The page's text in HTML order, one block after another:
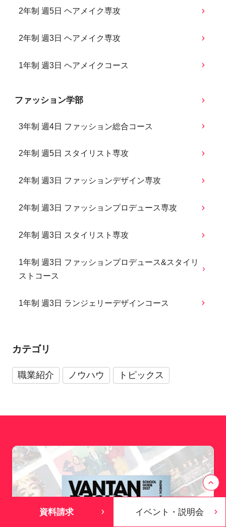
2年制 週5日 ヘアメイク専攻
2年制 週3日 ヘアメイク専攻
1年制 週3日 ヘアメイクコース
ファッション学部
3年制 週4日 ファッション総合コース
2年制 週5日 スタイリスト専攻
2年制 週3日 ファッションデザイン専攻
2年制 週3日 ファッションプロデュース専攻
2年制 週3日 スタイリスト専攻
1年制 週3日 ファッションプロデュース&スタイリ
ストコース
1年制 週3日 ランジェリーデザインコース
カテゴリ
職業紹介 ノウハウ トピックス
資料請求 イベント・説明会